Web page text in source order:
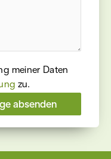
meiner Daten
zu.